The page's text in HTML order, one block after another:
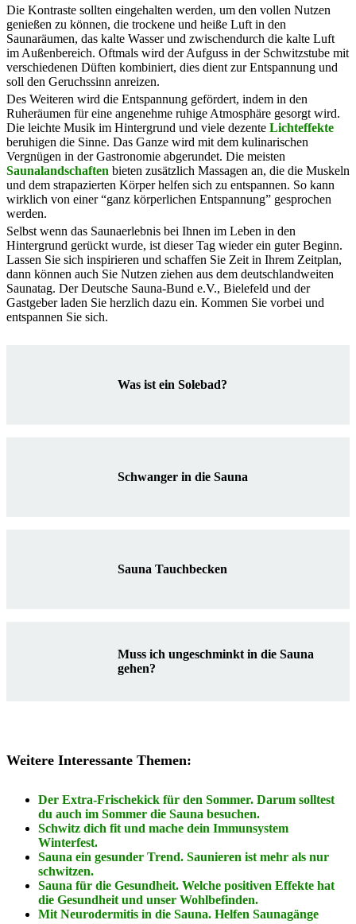
Die Kontraste sollten eingehalten werden, um den vollen Nutzen
genießen zu können, die trockene und heiße Luft in den
Saunaräumen, das kalte Wasser und zwischendurch die kalte Luft
im Außenbereich. Oftmals wird der Aufguss in der Schwitzstube mit
verschiedenen Düften kombiniert, dies dient zur Entspannung und
soll den Geruchssinn anreizen.
Des Weiteren wird die Entspannung gefördert, indem in den
Ruheräumen für eine angenehme ruhige Atmosphäre gesorgt wird.
Die leichte Musik im Hintergrund und viele dezente Lichteffekte
beruhigen die Sinne. Das Ganze wird mit dem kulinarischen
Vergnügen in der Gastronomie abgerundet. Die meisten
Saunalandschaften bieten zusätzlich Massagen an, die die Muskeln
und dem strapazierten Körper helfen sich zu entspannen. So kann
wirklich von einer “ganz körperlichen Entspannung” gesprochen
werden.
Selbst wenn das Saunaerlebnis bei Ihnen im Leben in den
Hintergrund gerückt wurde, ist dieser Tag wieder ein guter Beginn.
Lassen Sie sich inspirieren und schaffen Sie Zeit in Ihrem Zeitplan,
dann können auch Sie Nutzen ziehen aus dem deutschlandweiten
Saunatag. Der Deutsche Sauna-Bund e.V., Bielefeld und der
Gastgeber laden Sie herzlich dazu ein. Kommen Sie vorbei und
entspannen Sie sich.
Was ist ein Solebad?
Schwanger in die Sauna
Sauna Tauchbecken
Muss ich ungeschminkt in die Sauna
gehen?
Weitere Interessante Themen:
Der Extra-Frischekick für den Sommer. Darum solltest
du auch im Sommer die Sauna besuchen.
Schwitz dich fit und mache dein Immunsystem
Winterfest.
Sauna ein gesunder Trend. Saunieren ist mehr als nur
schwitzen.
Sauna für die Gesundheit. Welche positiven Effekte hat
die Gesundheit und unser Wohlbefinden.
Mit Neurodermitis in die Sauna. Helfen Saunagänge